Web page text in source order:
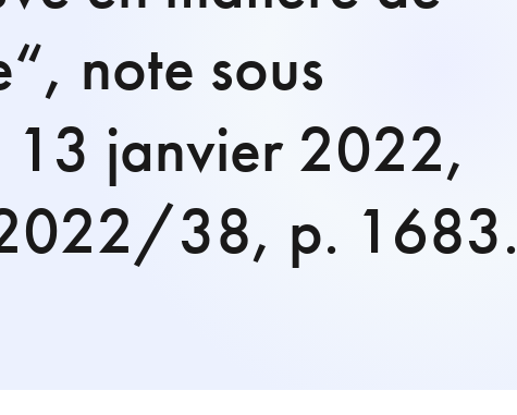
note sous
13 janvier 2022,
38, p. 1683.